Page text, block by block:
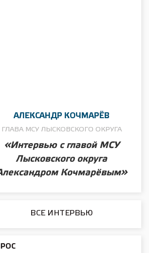
АЛЕКСАНДР КОЧМАРЁВ
ГЛАВА МСУ ЛЫСКОВСКОГО ОКРУГА
«Интервью с главой МСУ
Лысковского округа
Кочмарёвым»
ВСЕ ИНТЕРВЬЮ